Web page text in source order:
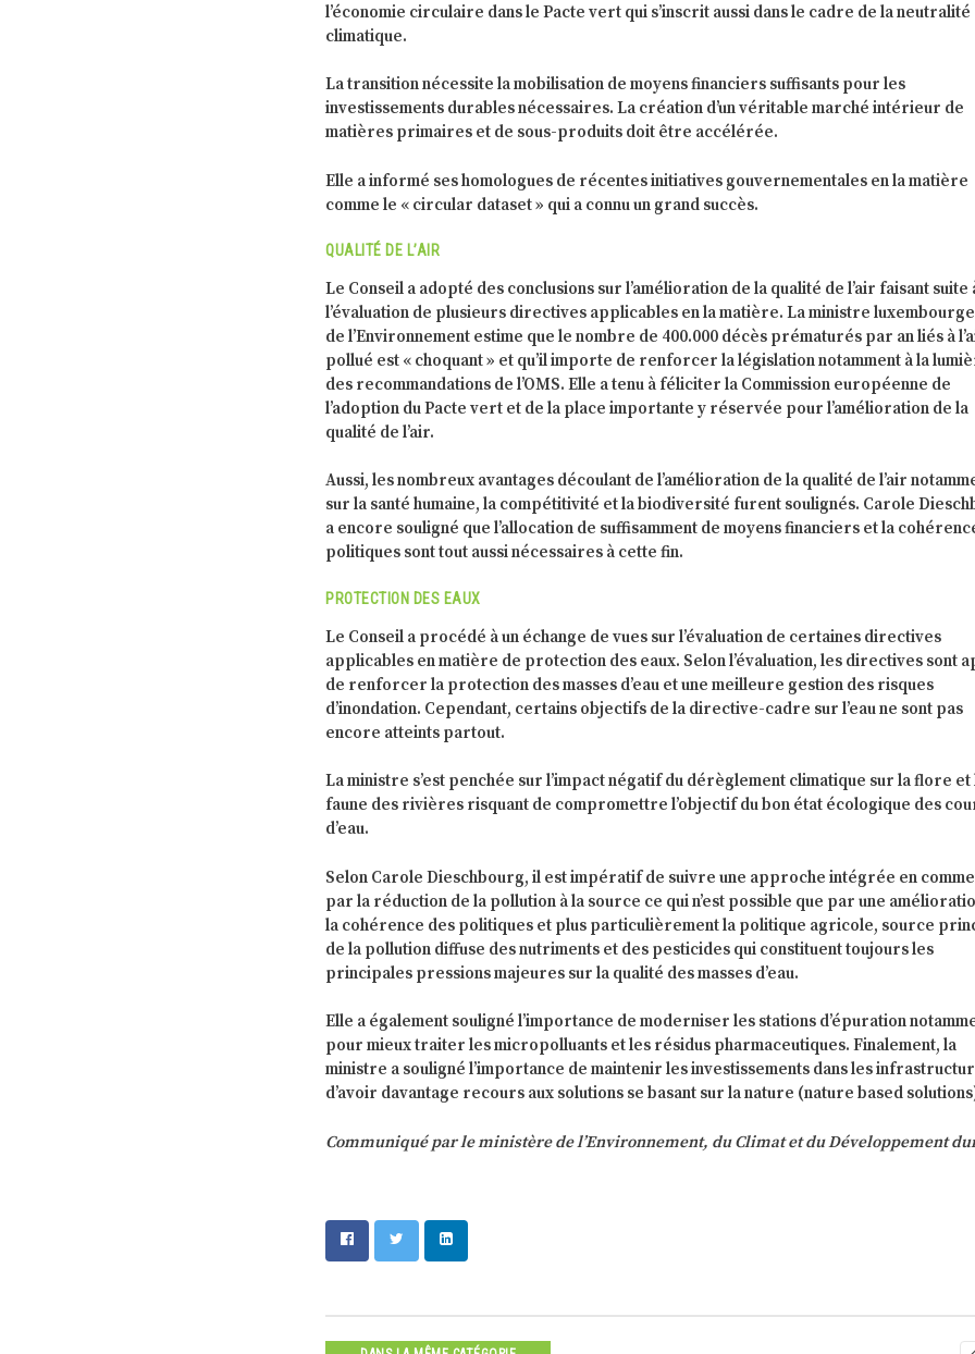
l’économie circulaire dans le Pacte vert qui s’inscrit aussi dans le cadre de la neutralité
climatique.
La transition nécessite la mobilisation de moyens financiers suffisants pour les
investissements durables nécessaires. La création d’un véritable marché intérieur de
matières primaires et de sous-produits doit être accélérée.
Elle a informé ses homologues de récentes initiatives gouvernementales en la matière
comme le « circular dataset » qui a connu un grand succès.
QUALITÉ DE L’AIR
Le Conseil a adopté des conclusions sur l’amélioration de la qualité de l’air faisant suite
l’évaluation de plusieurs directives applicables en la matière. La ministre
de l’Environnement estime que le nombre de 400.000 décès prématurés par an liés à
pollué est « choquant » et qu’il importe de renforcer la législation notamment à la
des recommandations de l’OMS. Elle a tenu à féliciter la Commission européenne de
l’adoption du Pacte vert et de la place importante y réservée pour l’amélioration de la
qualité de l’air.
Aussi, les nombreux avantages découlant de l’amélioration de la qualité de l’air
sur la santé humaine, la compétitivité et la biodiversité furent soulignés. Carole
a encore souligné que l’allocation de suffisamment de moyens financiers et la
politiques sont tout aussi nécessaires à cette fin.
PROTECTION DES EAUX
Le Conseil a procédé à un échange de vues sur l’évaluation de certaines directives
applicables en matière de protection des eaux. Selon l’évaluation, les directives sont
de renforcer la protection des masses d’eau et une meilleure gestion des risques
d’inondation. Cependant, certains objectifs de la directive-cadre sur l’eau ne sont pas
encore atteints partout.
La ministre s’est penchée sur l’impact négatif du dérèglement climatique sur la flore et
faune des rivières risquant de compromettre l’objectif du bon état écologique des
d’eau.
Selon Carole Dieschbourg, il est impératif de suivre une approche intégrée en
par la réduction de la pollution à la source ce qui n’est possible que par une
la cohérence des politiques et plus particulièrement la politique agricole, source
de la pollution diffuse des nutriments et des pesticides qui constituent toujours les
principales pressions majeures sur la qualité des masses d’eau.
Elle a également souligné l’importance de moderniser les stations d’épuration
pour mieux traiter les micropolluants et les résidus pharmaceutiques. Finalement, la
ministre a souligné l’importance de maintenir les investissements dans les
d’avoir davantage recours aux solutions se basant sur la nature (nature based
Communiqué par le ministère de l’Environnement, du Climat et du Développement